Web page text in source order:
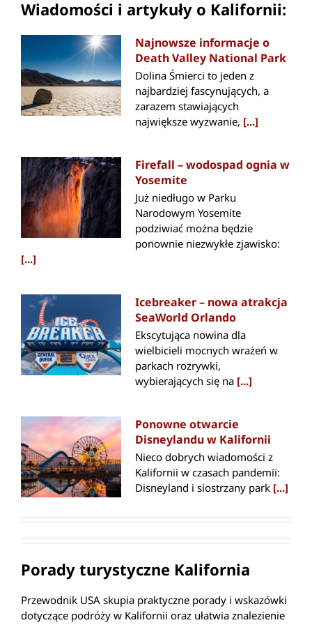
Wiadomości i artykuły o Kalifornii:
Najnowsze informacje o
Death Valley National Park
Dolina Śmierci to jeden z
najbardziej fascynujących, a
zarazem stawiających
największe wyzwanie, [...]
Firefall – wodospad ognia w
Yosemite
Już niedługo w Parku
Narodowym Yosemite
podziwiać można będzie
ponownie niezwykłe zjawisko:
[...]
Icebreaker – nowa atrakcja
SeaWorld Orlando
Ekscytująca nowina dla
wielbicieli mocnych wrażeń w
parkach rozrywki,
wybierających się na [...]
Ponowne otwarcie
Disneylandu w Kalifornii
Nieco dobrych wiadomości z
Kalifornii w czasach pandemii:
Disneyland i siostrzany park [...]
Porady turystyczne Kalifornia
Przewodnik USA skupia praktyczne porady i wskazówki
dotyczące podróży w Kalifornii oraz ułatwia znalezienie